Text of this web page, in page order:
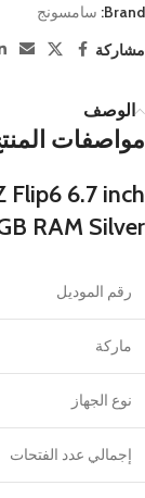
Brand: سامسونج
مشاركة
الوصف
مواصفات
6.7 inch
RAM Silver
رقم الموديل
ماركة
نوع الجهاز
إجمالي عدد الفتحات